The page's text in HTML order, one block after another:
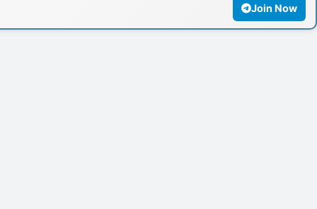
Join Now